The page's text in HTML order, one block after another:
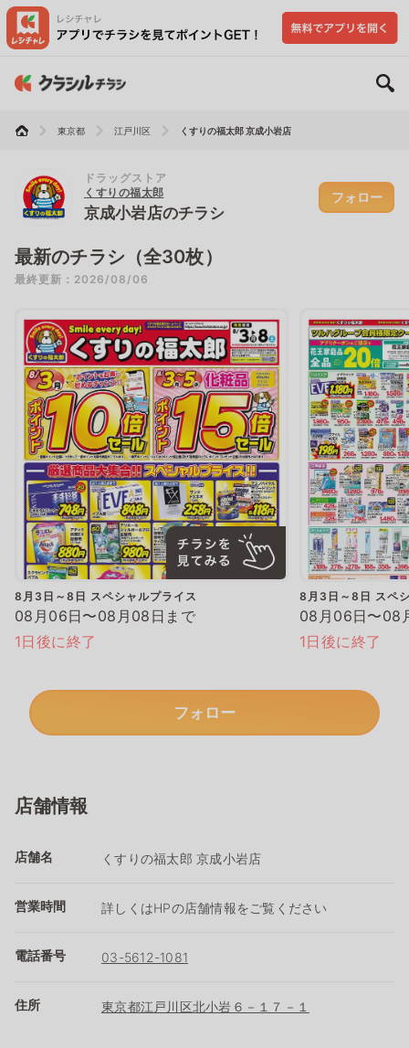
東京都 江戸川区 くすりの福太郎 京成小岩店
ドラッグストア
くすりの福太郎
京成小岩店のチラシ
フォロー
最新のチラシ（全30枚）
最終更新：2026/08/06
8月3日～8日 スペシャルプライス
08月06日〜08月08日まで
1日後に終了
8月3日～8日 スペ
08月06日〜08
1日後に終了
フォロー
店舗情報
店舗名 くすりの福太郎 京成小岩店
営業時間 詳しくはHPの店舗情報をご覧ください
電話番号 03-5612-1081
住所 東京都江戸川区北小岩６－１７－１